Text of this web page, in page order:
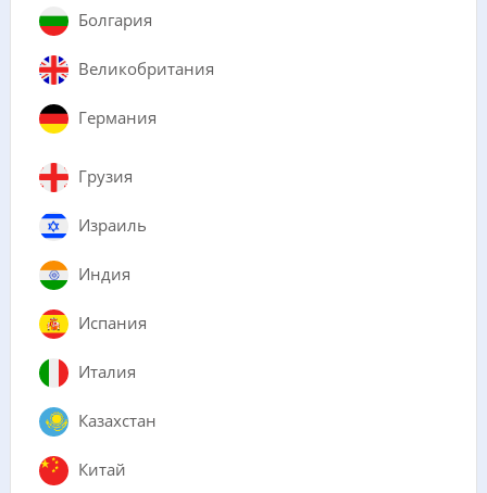
Болгария
Великобритания
Германия
Грузия
Израиль
Индия
Испания
Италия
Казахстан
Китай